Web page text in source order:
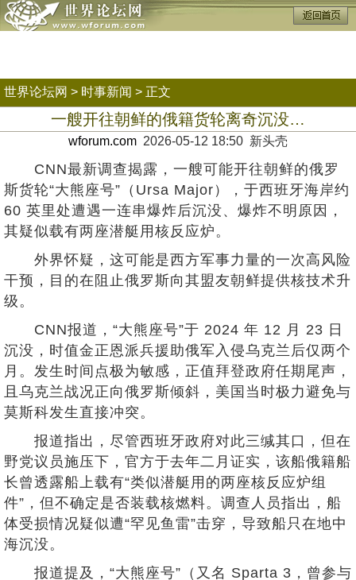
世界论坛网 > 时事新闻 > 正文
一艘开往朝鲜的俄籍货轮离奇沉没…
wforum.com 2026-05-12 18:50 新头壳
CNN最新调查揭露，一艘可能开往朝鲜的俄罗
斯货轮“大熊座号”（Ursa Major），于西班牙海岸约
60 英里处遭遇一连串爆炸后沉没、爆炸不明原因，
其疑似载有两座潜艇用核反应炉。
外界怀疑，这可能是西方军事力量的一次高风险
干预，目的在阻止俄罗斯向其盟友朝鲜提供核技术升
级。
CNN报道，“大熊座号”于 2024 年 12 月 23 日
沉没，时值金正恩派兵援助俄军入侵乌克兰后仅两个
月。发生时间点极为敏感，正值拜登政府任期尾声，
且乌克兰战况正向俄罗斯倾斜，美国当时极力避免与
莫斯科发生直接冲突。
报道指出，尽管西班牙政府对此三缄其口，但在
野党议员施压下，官方于去年二月证实，该船俄籍船
长曾透露船上载有“类似潜艇用的两座核反应炉组
件”，但不确定是否装载核燃料。调查人员指出，船
体受损情况疑似遭“罕见鱼雷”击穿，导致船只在地中
海沉没。
报道提及，“大熊座号”（又名 Sparta 3，曾参与